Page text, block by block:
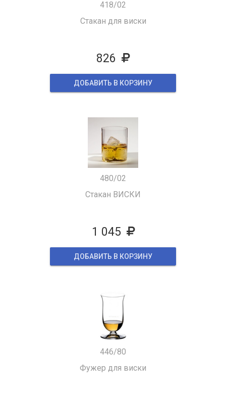
418/02
Стакан для виски
826
ДОБАВИТЬ В КОРЗИНУ
480/02
Стакан ВИСКИ
1 045
ДОБАВИТЬ В КОРЗИНУ
446/80
Фужер для виски